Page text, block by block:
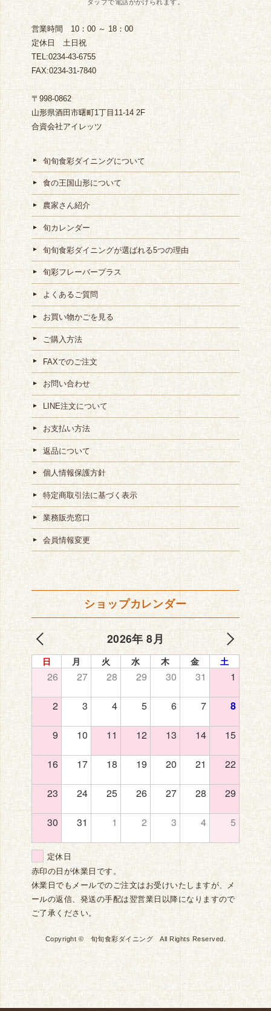
営業時間 10：00 ～ 18：00
定休日 土日祝
TEL:0234-43-6755
FAX:0234-31-7840
〒998-0862
山形県酒田市曙町1丁目11-14 2F
合資会社アイレッツ
旬旬食彩ダイニングについて
食の王国山形について
農家さん紹介
旬カレンダー
旬旬食彩ダイニングが選ばれる5つの理由
旬彩フレーバープラス
よくあるご質問
お買い物かごを見る
ご購入方法
FAXでのご注文
お問い合わせ
LINE注文について
お支払い方法
返品について
個人情報保護方針
特定商取引法に基づく表示
業務販売窓口
会員情報変更
ショップカレンダー
2026年 8月
日 月 火 水 木 金 土
26 27 28 29 30 31 1
2 3 4 5 6 7 8
9 10 11 12 13 14 15
16 17 18 19 20 21 22
23 24 25 26 27 28 29
30 31 1 2 3 4 5
定休日
赤印の日が休業日です。
休業日でもメールでのご注文はお受けいたしますが、メ
ールの返信、発送の手配は翌営業日以降になりますので
ご了承ください。
Copyright © 旬旬食彩ダイニング All Rights Reserved.